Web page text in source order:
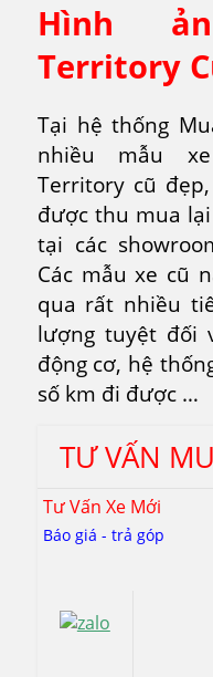
Hình
Territory
Tại hệ thống
nhiều mẫu
Territory cũ
được thu mua
tại các
Các mẫu xe cũ
qua rất nhiều
lượng tuyệt đối
động cơ, hệ
số km đi được …
TƯ VẤN
Tư Vấn Xe Mới
Báo giá - trả góp